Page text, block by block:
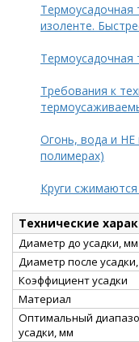
Термоусадочная
изоленте.
Термоусадочная
Требования к
Огонь, вода и
полимерах)
Круги
Технические
Диаметр до усадки, мм
Диаметр после
Коэффициент усадки
Материал
Оптимальный
усадки, мм